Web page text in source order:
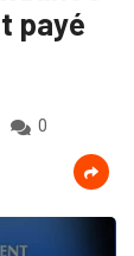
payé
0